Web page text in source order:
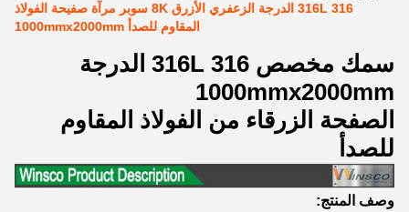
316 316L الدرجة الزعفري الأزرق 8K سوبر مرآة صفيحة الفولاذ
المقاوم للصدأ 1000mmx2000mm
سمك مخصص 316 316L الدرجة
1000mmx2000mm
الصفحة الزرقاء من الفولاذ المقاوم
للصدأ
وصف المنتج: